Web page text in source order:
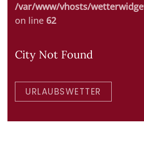
/var/www/vhosts/
on line 62
City Not Found
URLAUBSWETTER